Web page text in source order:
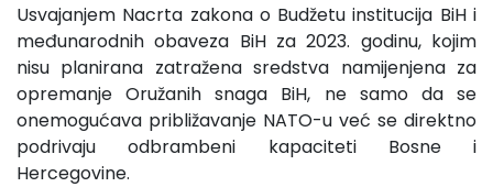
Usvajanjem Nacrta zakona o Budžetu institucija BiH i
međunarodnih obaveza BiH za 2023. godinu, kojim
nisu planirana zatražena sredstva namijenjena za
opremanje Oružanih snaga BiH, ne samo da se
onemogućava približavanje NATO-u već se direktno
podrivaju odbrambeni kapaciteti Bosne i
Hercegovine.